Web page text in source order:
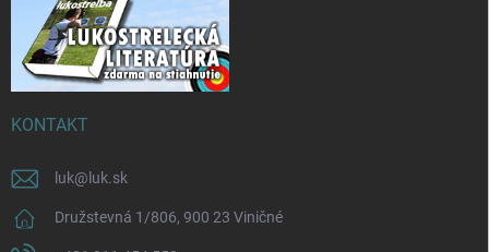
KONTAKT
luk@ luk.sk
Družstevná 1/806, 900 23 Viničné